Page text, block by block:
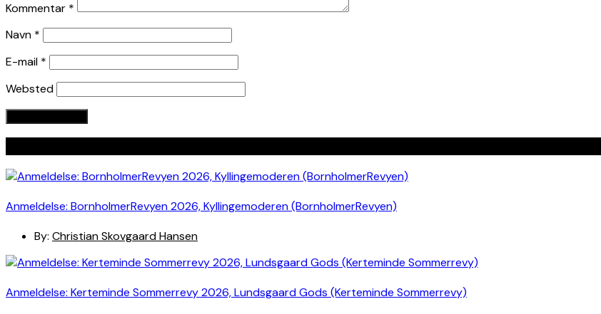
Kommentar *
Navn *
E-mail *
Websted
Anmeldelse: BornholmerRevyen 2026, Kyllingemoderen (BornholmerRevyen)
By: Christian Skovgaard Hansen
Anmeldelse: Kerteminde Sommerrevy 2026, Lundsgaard Gods (Kerteminde Sommerrevy)